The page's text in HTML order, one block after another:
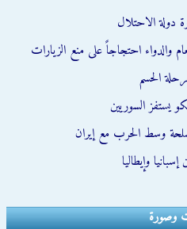
دولة الاحتلال
احتجاجاً على منع الزيارات
الحسم
يستفز السوريين
وسط الحرب مع إيران
وإيطاليا
وصورة